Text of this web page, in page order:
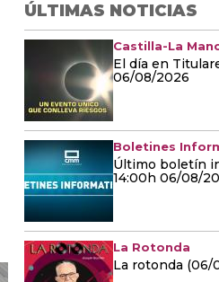
ÚLTIMAS NOTICIAS
Castilla-La
El día en
06/08/2026
Boletines
Último boletín
14:00h 06/08/
La Rotonda
La rotonda (06/